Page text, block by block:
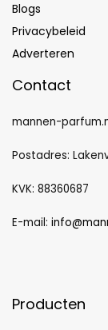
Blogs
Privacybeleid
Adverteren
Contact
mannen-
Postadres:
KVK: 88360687
E-mail:
Producten